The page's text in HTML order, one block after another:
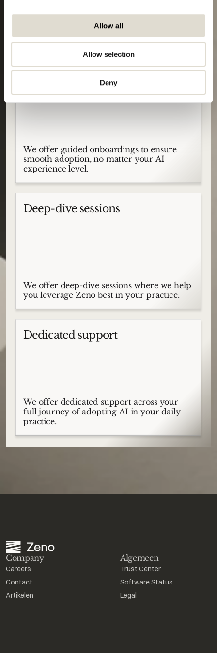
Allow all
Allow selection
Deny
software
Guided onboarding
We offer guided onboardings to ensure
smooth adoption, no matter your AI
experience level.
Deep-dive sessions
We offer deep-dive sessions where we help
you leverage Zeno best in your practice.
Dedicated support
We offer dedicated support across your
full journey of adopting AI in your daily
practice.
Company
Careers
Contact
Artikelen
Algemeen
Trust Center
Software Status
Legal